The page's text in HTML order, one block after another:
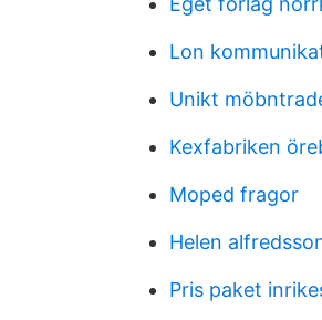
Lon
Unikt
Kexfabriken
Moped fragor
Helen
Pris paket